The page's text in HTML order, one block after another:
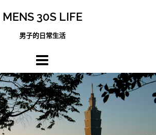
MENS 30S LIFE
男子的日常生活